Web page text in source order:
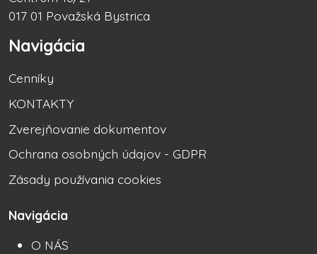
017 01 Považská Bystrica
Navigácia
Cenníky
KONTAKTY
Zverejňovanie dokumentov
Ochrana osobných údajov - GDPR
Zásady používania cookies
Navigácia
O NÁS